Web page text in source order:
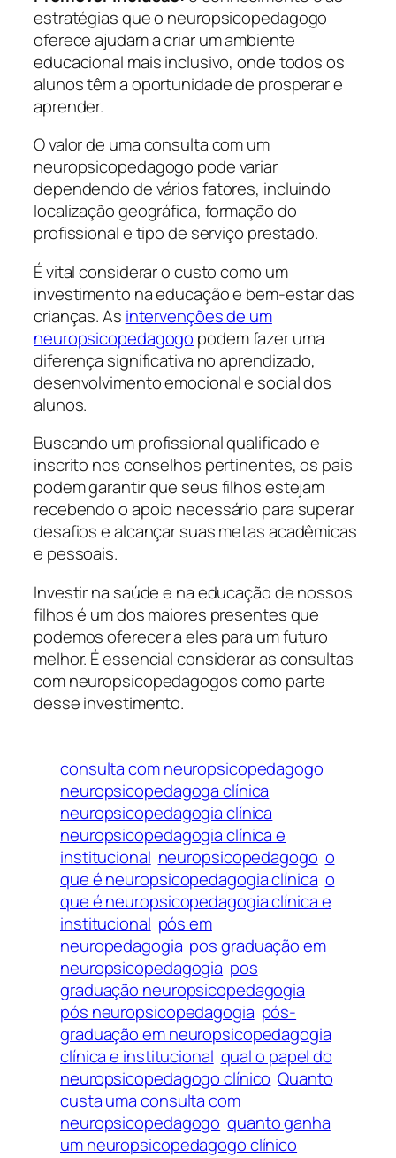
estratégias que o neuropsicopedagogo
oferece ajudam a criar um ambiente
educacional mais inclusivo, onde todos os
alunos têm a oportunidade de prosperar e
aprender.
O valor de uma consulta com um
neuropsicopedagogo pode variar
dependendo de vários fatores, incluindo
localização geográfica, formação do
profissional e tipo de serviço prestado.
É vital considerar o custo como um
investimento na educação e bem-estar das
crianças. As intervenções de um
neuropsicopedagogo podem fazer uma
diferença significativa no aprendizado,
desenvolvimento emocional e social dos
alunos.
Buscando um profissional qualificado e
inscrito nos conselhos pertinentes, os pais
podem garantir que seus filhos estejam
recebendo o apoio necessário para superar
desafios e alcançar suas metas acadêmicas
e pessoais.
Investir na saúde e na educação de nossos
filhos é um dos maiores presentes que
podemos oferecer a eles para um futuro
melhor. É essencial considerar as consultas
com neuropsicopedagogos como parte
desse investimento.
consulta com neuropsicopedagogo
neuropsicopedagoga clínica
neuropsicopedagogia clínica
neuropsicopedagogia clínica e
institucional neuropsicopedagogo o
que é neuropsicopedagogia clínica o
que é neuropsicopedagogia clínica e
institucional pós em
neuropedagogia pos graduação em
neuropsicopedagogia pos
graduação neuropsicopedagogia
pós neuropsicopedagogia pós-
graduação em neuropsicopedagogia
clínica e institucional qual o papel do
neuropsicopedagogo clínico Quanto
custa uma consulta com
neuropsicopedagogo quanto ganha
um neuropsicopedagogo clínico